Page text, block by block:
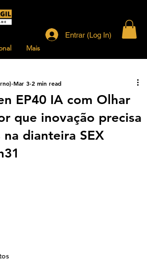
Mais
Entrar (Log In)
EP40 IA com Olhar
que inovação precisa
dianteira SEX
Mar 3 2 min read
5 stars.